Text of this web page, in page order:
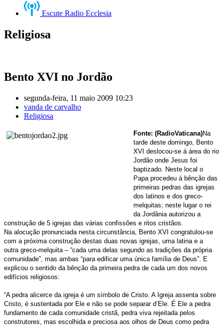
Escute Radio Ecclesia
Religiosa
Bento XVI no Jordão
segunda-feira, 11 maio 2009 10:23
vanda de carvalho
Religiosa
Fonte: (RadioVaticana)Na
tarde deste domingo, Bento
XVI deslocou-se á área do rio
Jordão onde Jesus foi
baptizado. Neste local o
Papa procedeu á bênção das
primeiras pedras das igrejas
dos latinos e dos greco-
melquitas; neste lugar o rei
da Jordânia autorizou a
construção de 5 igrejas das várias confissões e ritos cristãos.
Na alocução pronunciada nesta circunstância, Bento XVI congratulou-se
com a próxima construção destas duas novas igrejas, uma latina e a
outra greco-melquita – “cada uma delas segundo as tradições da própria
comunidade”, mas ambas “para edificar uma única família de Deus”. E
explicou o sentido da bênção da primeira pedra de cada um dos novos
edifícios religiosos:
“A pedra alicerce da igreja é um símbolo de Cristo. A Igreja assenta sobre
Cristo, é sustentada por Ele e não se pode separar d’Ele. É Ele a pedra
fundamento de cada comunidade cristã, pedra viva rejeitada pelos
construtores, mas escolhida e preciosa aos olhos de Deus como pedra